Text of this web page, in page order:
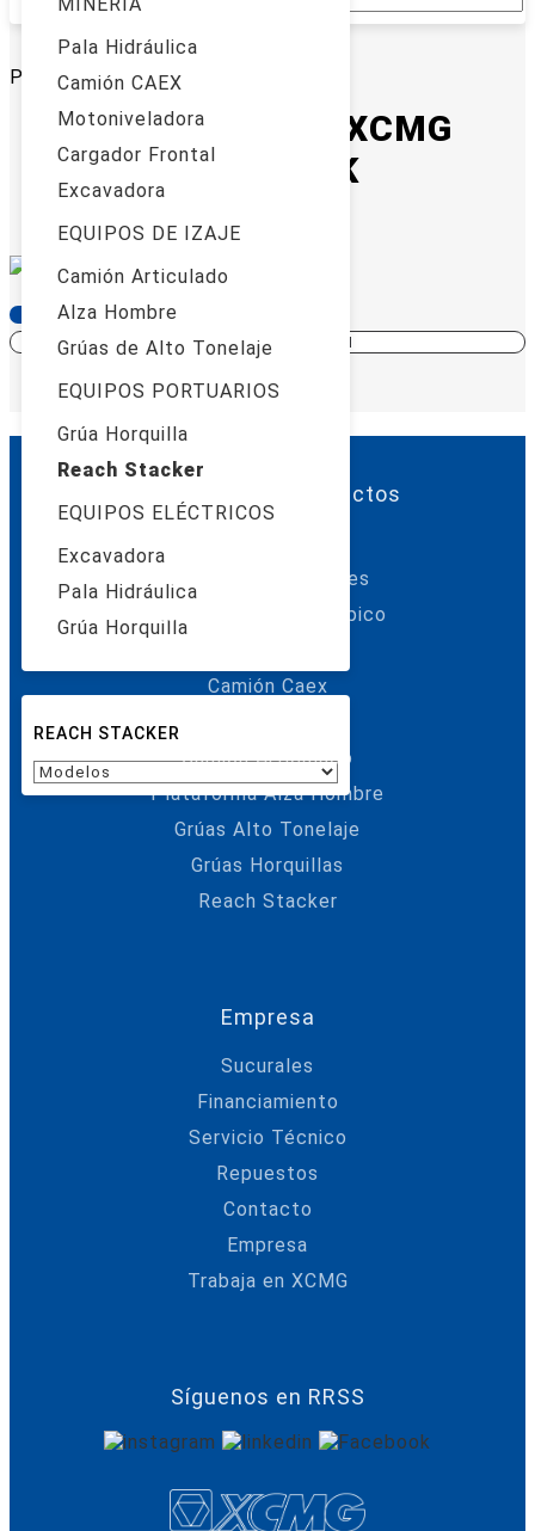
Pala Hidráulica
Camión CAEX
Motoniveladora
Cargador Frontal
Excavadora
EQUIPOS DE IZAJE
Camión Articulado
Alza Hombre
Grúas de Alto Tonelaje
EQUIPOS PORTUARIOS
Grúa Horquilla
Reach Stacker
EQUIPOS ELÉCTRICOS
Excavadora
Pala Hidráulica
Grúa Horquilla
REACH STACKER
Cantidad de reach-stacker: 1
Página: 1 de 1
Reach Stacker XCMG
XCS4531K
Modelo
MAS INFORMACIÓN
MÁS INFORMACIÓN
Categorías de productos
Cargadores Frontales
Manipulador Telescópico
Camión Caex
Camión Articulado
Plataforma Alza Hombre
Grúas Alto Tonelaje
Grúas Horquillas
Reach Stacker
Empresa
Sucurales
Financiamiento
Servicio Técnico
Repuestos
Contacto
Empresa
Trabaja en XCMG
Síguenos en RRSS